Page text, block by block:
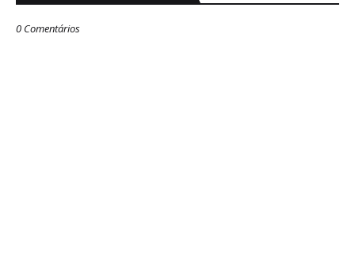
0 Comentários